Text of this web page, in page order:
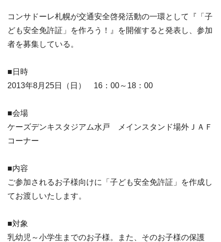
コンサドーレ札幌が交通安全啓発活動の一環として『「子
ども安全免許証」を作ろう！』を開催すると発表し、参加
者を募集している。
■日時
2013年8月25日（日） 16：00～18：00
■会場
ケーズデンキスタジアム水戸 メインスタンド場外ＪＡＦ
コーナー
■内容
ご参加されるお子様向けに「子ども安全免許証」を作成し
てお渡しいたします。
■対象
乳幼児～小学生までのお子様。また、そのお子様の保護